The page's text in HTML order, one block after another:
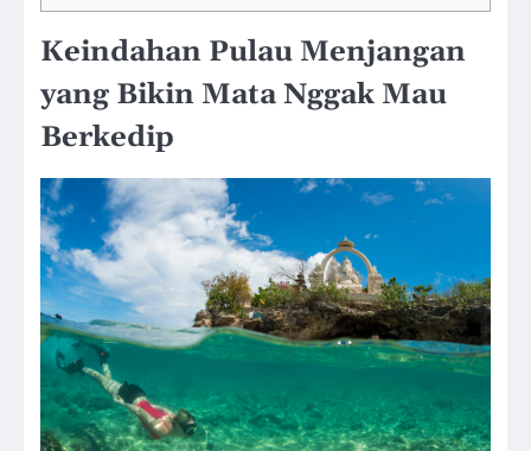
Keindahan Pulau Menjangan
yang Bikin Mata Nggak Mau
Berkedip